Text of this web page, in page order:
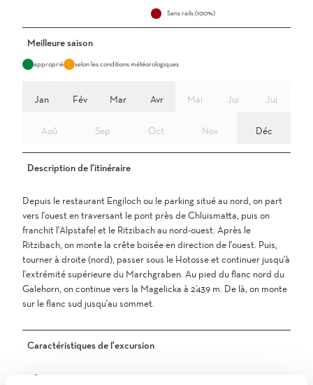
Sans rails (100%)
Meilleure saison
approprié selon les conditions météorologiques
Jan Fév Mar Avr Mai Jui Jui
Aoû Sep Oct Nov Déc
Description de l'itinéraire
Depuis le restaurant Engiloch ou le parking situé au nord, on part
vers l'ouest en traversant le pont près de Chluismatta, puis on
franchit l'Alpstafel et le Ritzibach au nord-ouest. Après le
Ritzibach, on monte la crête boisée en direction de l'ouest. Puis,
tourner à droite (nord), passer sous le Hotosse et continuer jusqu'à
l'extrémité supérieure du Marchgraben. Au pied du flanc nord du
Galehorn, on continue vers la Magelicka à 2’439 m. De là, on monte
sur le flanc sud jusqu'au sommet.
Caractéristiques de l'excursion
Sommet